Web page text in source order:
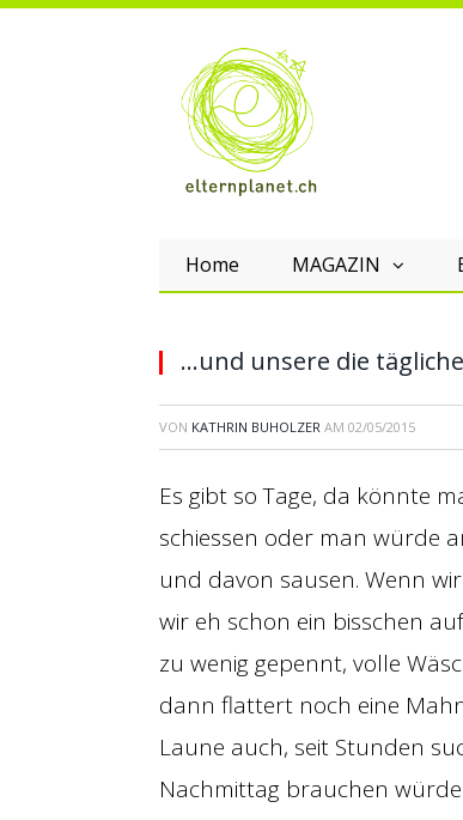
Home MAGAZIN
…und unsere die
VON KATHRIN BUHOLZER AM 02/05/2015
Es gibt so Tage, da könnte
schiessen oder man würde
und davon sausen. Wenn
wir eh schon ein bisschen
zu wenig gepennt, volle
dann flattert noch eine
Laune auch, seit Stunden
Nachmittag brauchen